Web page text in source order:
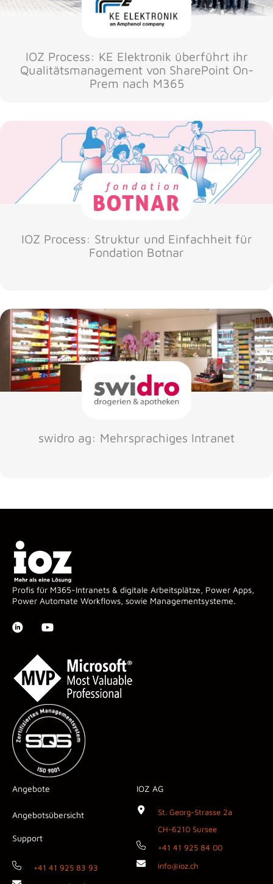
IOZ Process: KE Elektronik überführt ihr
Qualitätsmanagement von SharePoint On-
Prem nach M365
IOZ Process: Struktur und Einfachheit für
Fondation Botnar
swidro ag: Mehrsprachiges Intranet
Profis für M365-Intranets & digitale Arbeitsplätze, Power Apps,
Power Automate Workflows, sowie Managementsysteme.
Angebote
Angebotsübersicht
Support
+41 41 925 83 93
IOZ AG
St. Georg-Strasse 2a
CH-6210 Sursee
+41 41 925 84 00
info@ioz.ch